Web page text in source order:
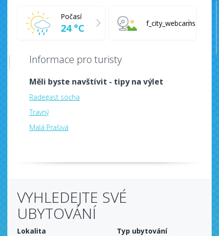
Počasí
24 °C f_city_webcams
Informace pro turisty
Měli byste navštívit - tipy na výlet
Radegast socha
Travný
Malá Prašivá
VYHLEDEJTE SVÉ
UBYTOVÁNÍ
Lokalita
Typ ubytování